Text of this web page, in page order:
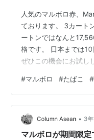
人気のマルボロ赤、
ております。 3カート
ートンではなんと
格です。 日本までは10
ぜひこの機会にお試し
#マルボロ #たばこ #
Column Asean • 3
マルボロが期間限定